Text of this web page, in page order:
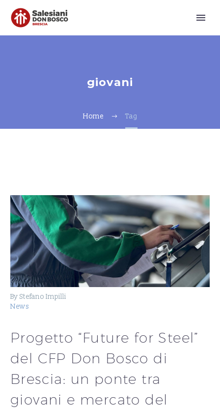
giovani
Home Tag
By Stefano Impilli
News
Progetto “Future for Steel”
del CFP Don Bosco di
Brescia: un ponte tra
giovani e mercato del